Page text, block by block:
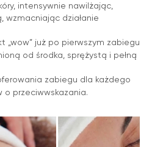
intensywnie nawilżając,
wzmacniając działanie
„wow” już po pierwszym zabiegu
od środka, sprężystą i pełną
zabiegu dla każdego
przeciwwskazania.